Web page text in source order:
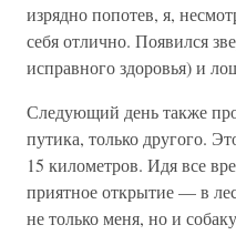
изрядно попотев, я,
себя отлично. Появился
исправного здоровья) и
Следующий день также
путика, только другого.
15 километров. Идя все
приятное открытие — в
не только меня, но и